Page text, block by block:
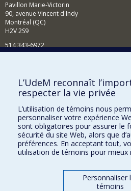
Pavillon Marie-Victorin
90, avenue Vincent d'Indy
Montréal (QC)
H2V 2S9
514 343-6972
Comment soutenir le Département?
BESOIN D'AIDE?
Plan du site
Signaler une erreur
Accessibilité
FACULTÉ DES ARTS ET DES SCIENCES
Nos départements et écoles
L’UdeM reconnaît
respecter la vie privée
L’utilisation de témoins nous
personnaliser votre expérience
sont obligatoires pour assurer le
sécurité du site Web, alors que
préférences. En acceptant tout,
utilisation de témoins pour mieux
Personnaliser
témoins